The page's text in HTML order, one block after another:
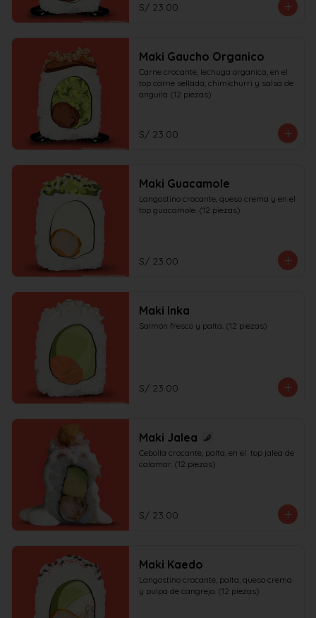
S/ 23.00
Maki Gaucho Organico
Carne crocante, lechuga organica, en el
top carne sellada, chimichurri y salsa de
anguila (12 piezas)
S/ 23.00
Maki Guacamole
Langostino crocante, queso crema y en el
top guacamole. (12 piezas)
S/ 23.00
Maki Inka
Salmón fresco y palta. (12 piezas)
S/ 23.00
Maki Jalea
Cebolla crocante, palta, en el  top jalea de
calamar. (12 piezas)
S/ 23.00
Maki Kaedo
Langostino crocante, palta, queso crema
y pulpa de cangrejo. (12 piezas)